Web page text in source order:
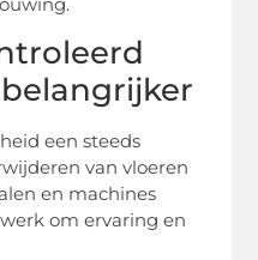
een steeds
van vloeren
en machines
om ervaring en